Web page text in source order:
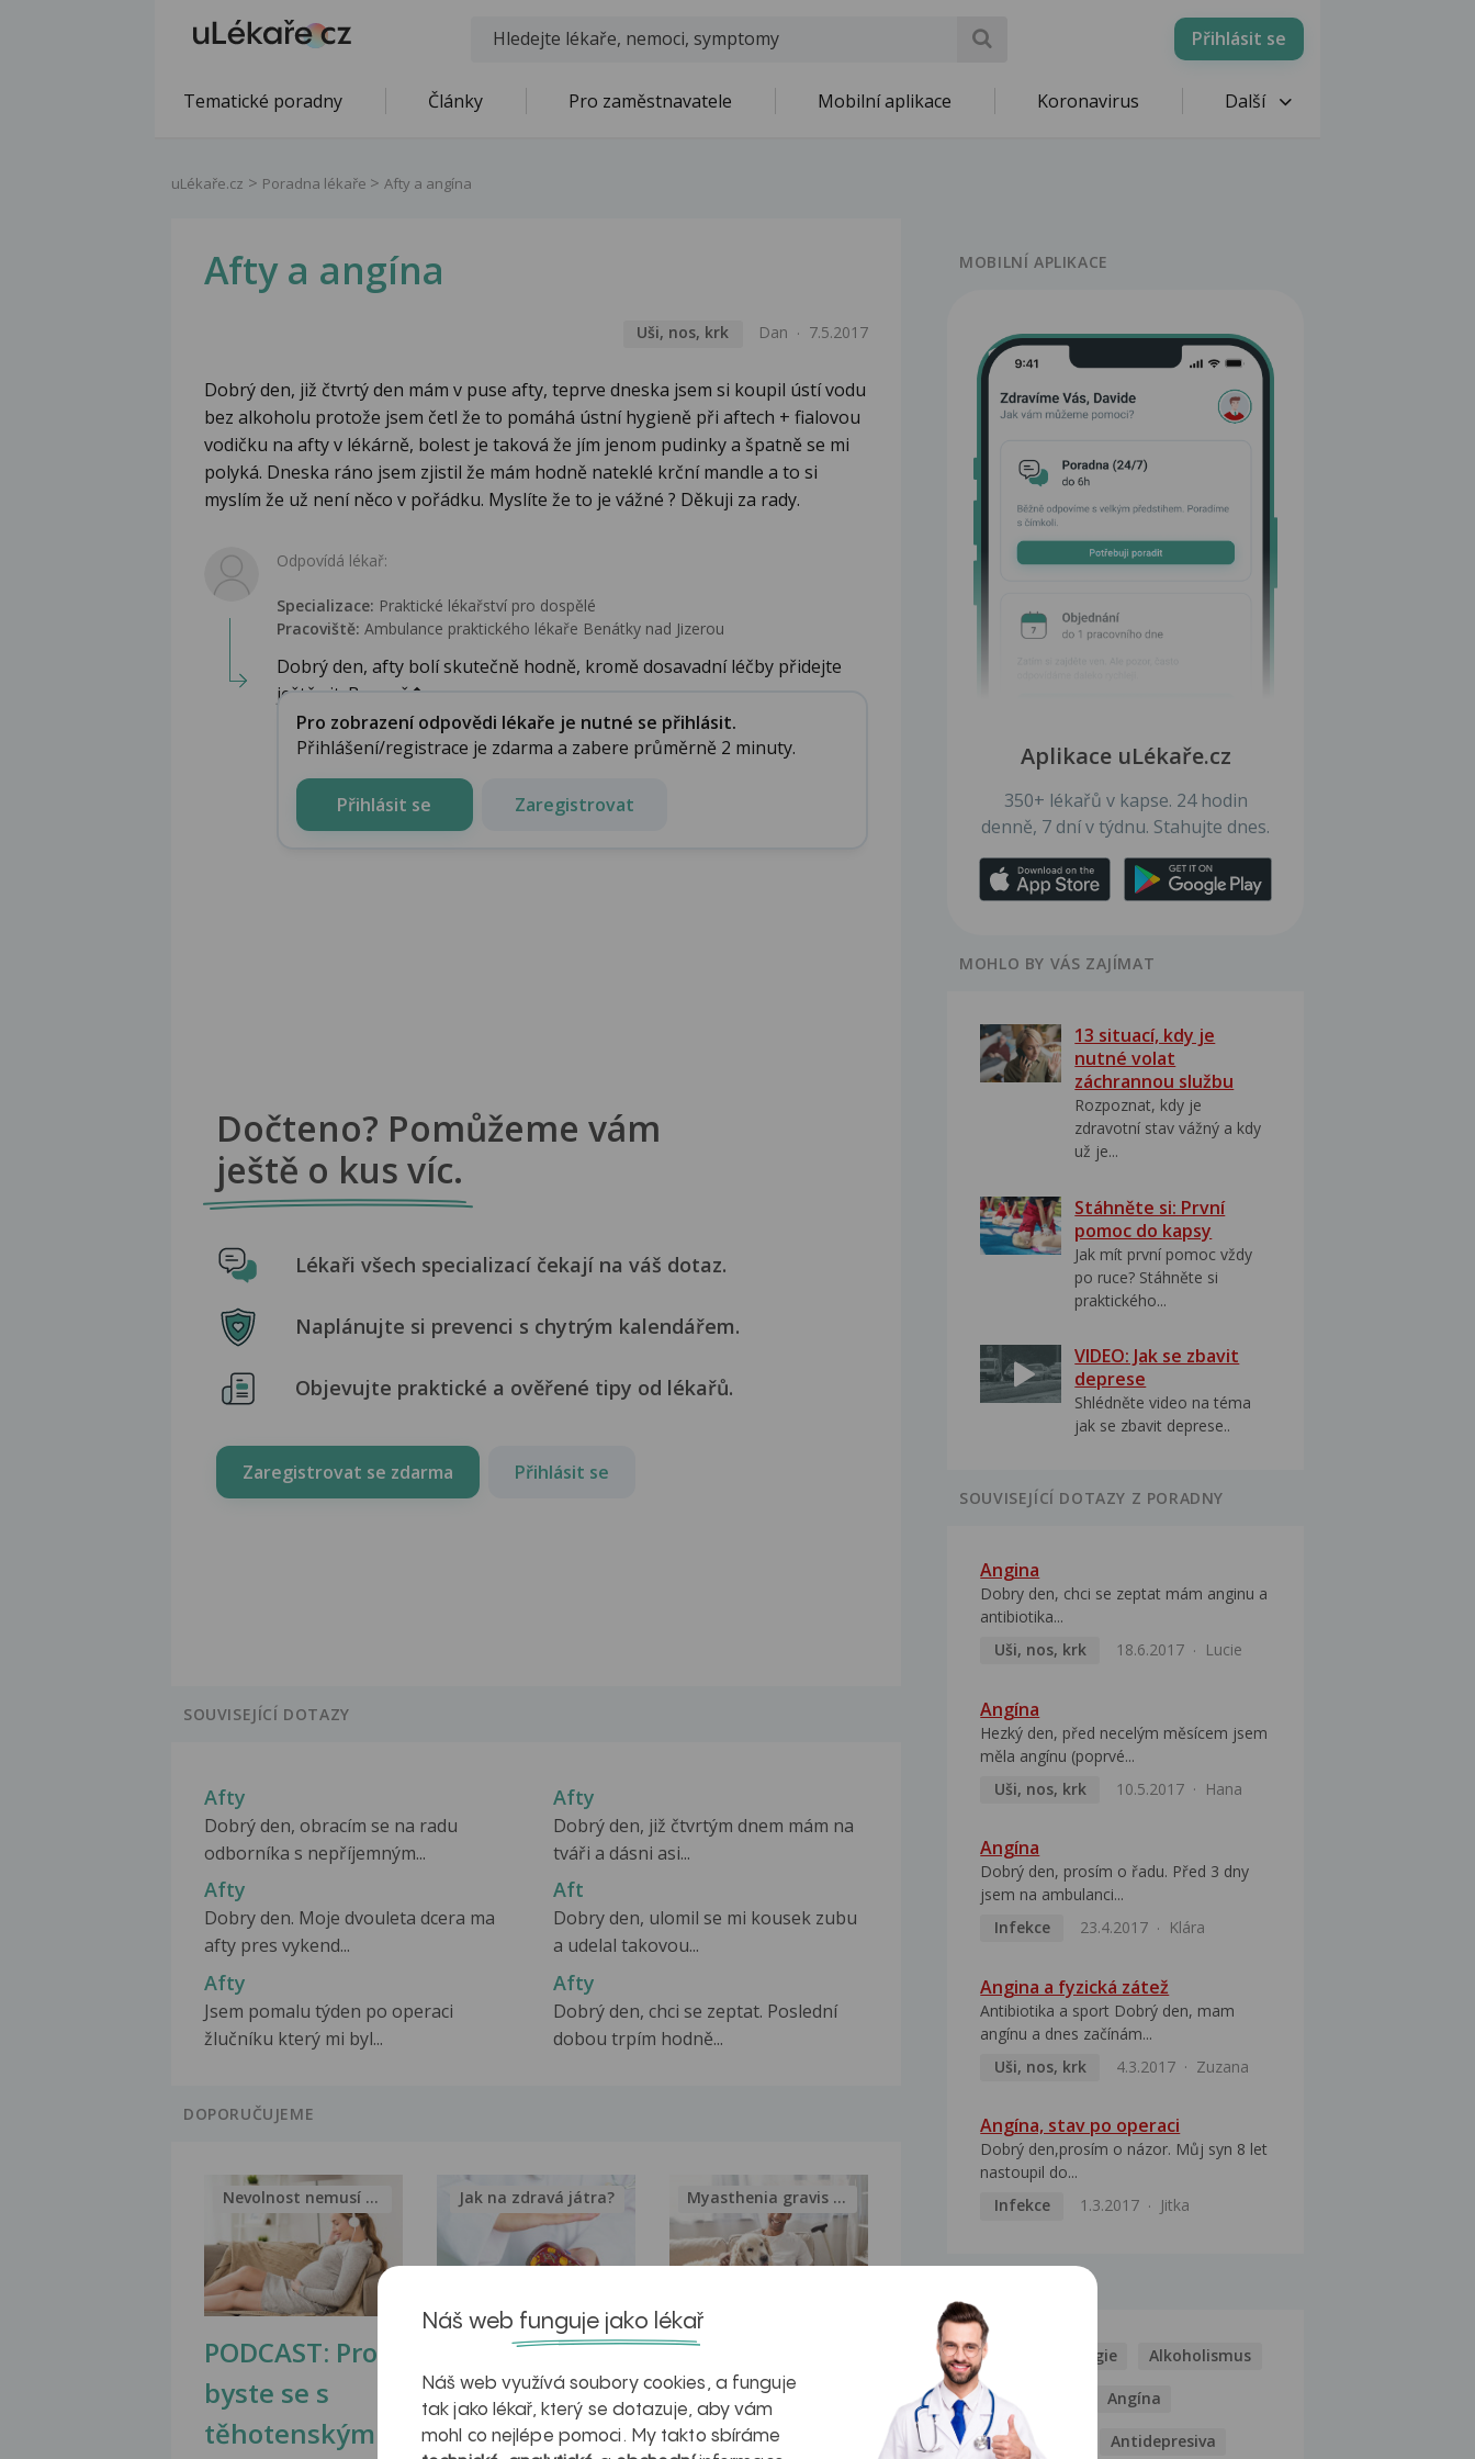
Přihlásit se
Tematické poradny Články Pro zaměstnavatele Mobilní aplikace Koronavirus Další
uLékaře.cz Poradna lékaře Afty a angína
Afty a angína
Uši, nos, krk Dan 7.5.2017
Dobrý den, již čtvrtý den mám v puse afty, teprve dneska jsem si koupil ústí vodu
bez alkoholu protože jsem četl že to pomáhá ústní hygieně při aftech + fialovou
vodičku na afty v lékárně, bolest je taková že jím jenom pudinky a špatně se mi
polyká. Dneska ráno jsem zjistil že mám hodně nateklé krční mandle a to si
myslím že už není něco v pořádku. Myslíte že to je vážné ? Děkuji za rady.
Odpovídá lékař:
Specializace: Praktické lékařství pro dospělé
Pracoviště: Ambulance praktického lékaře Benátky nad Jizerou
Dobrý den, afty bolí skutečně hodně, kromě dosavadní léčby přidejte
ještě vit. B, např�...
Pro zobrazení odpovědi lékaře je nutné se přihlásit.
Přihlášení/registrace je zdarma a zabere průměrně 2 minuty.
Přihlásit se Zaregistrovat
Dočteno? Pomůžeme vám
ještě o kus víc.
Lékaři všech specializací čekají na váš dotaz.
Naplánujte si prevenci s chytrým kalendářem.
Objevujte praktické a ověřené tipy od lékařů.
Zaregistrovat se zdarma Přihlásit se
SOUVISEJÍCÍ DOTAZY
Afty
Dobrý den, obracím se na radu
odborníka s nepříjemným...
Afty
Dobrý den, již čtvrtým dnem mám na
tváři a dásni asi...
Afty
Dobry den. Moje dvouleta dcera ma
afty pres vykend...
Aft
Dobry den, ulomil se mi kousek zubu
a udelal takovou...
Afty
Jsem pomalu týden po operaci
žlučníku který mi byl...
Afty
Dobrý den, chci se zeptat. Poslední
dobou trpím hodně...
DOPORUČUJEME
PODCAST: Proč
byste se s
těhotenskými
Nevolnost nemusí být nutnou...
Ztukovatění
jater v datech a
obrazech
Jak na zdravá játra?
Inovativní
léčba
myastenie –
Myasthenia gravis – vše, co...
MOBILNÍ APLIKACE
Aplikace uLékaře.cz
350+ lékařů v kapse. 24 hodin
denně, 7 dní v týdnu. Stahujte dnes.
MOHLO BY VÁS ZAJÍMAT
13 situací, kdy je
nutné volat
záchrannou službu
Rozpoznat, kdy je
zdravotní stav vážný a kdy
už je...
Stáhněte si: První
pomoc do kapsy
Jak mít první pomoc vždy
po ruce? Stáhněte si
praktického...
VIDEO: Jak se zbavit
deprese
Shlédněte video na téma
jak se zbavit deprese..
SOUVISEJÍCÍ DOTAZY Z PORADNY
Angina
Dobry den, chci se zeptat mám anginu a
antibiotika...
Uši, nos, krk
18.6.2017 Lucie
Angína
Hezký den, před necelým měsícem jsem
měla angínu (poprvé...
Uši, nos, krk
10.5.2017 Hana
Angína
Dobrý den, prosím o řadu. Před 3 dny
jsem na ambulanci...
Infekce
23.4.2017 Klára
Angina a fyzická zátež
Antibiotika a sport Dobrý den, mam
angínu a dnes začínám...
Uši, nos, krk
4.3.2017 Zuzana
Angína, stav po operaci
Dobrý den,prosím o názor. Můj syn 8 let
nastoupil do...
Infekce
1.3.2017 Jitka
Alergie Alkoholismus
Analgetika Angína
Antibiotika Antidepresiva
Náš web funguje jako lékař
Náš web využívá soubory cookies, a funguje
tak jako lékař, který se dotazuje, aby vám
mohl co nejlépe pomoci. My takto sbíráme